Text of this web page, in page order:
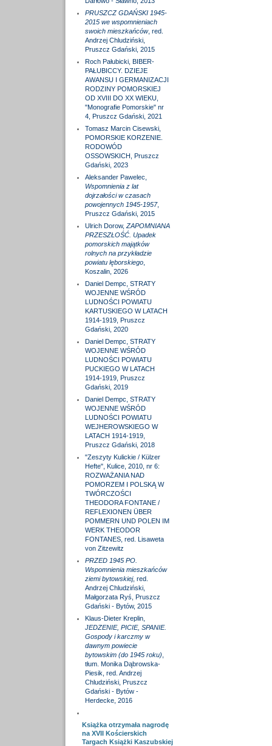
PRUSZCZ GDAŃSKI 1945-
2015 we wspomnieniach
swoich mieszkańców, red.
Andrzej Chludziński,
Pruszcz Gdański, 2015
Roch Pałubicki, BIBER-
PAŁUBICCY. DZIEJE
AWANSU I GERMANIZACJI
RODZINY POMORSKIEJ
OD XVIII DO XX WIEKU,
"Monografie Pomorskie" nr
4, Pruszcz Gdański, 2021
Tomasz Marcin Cisewski,
POMORSKIE KORZENIE.
RODOWÓD
OSSOWSKICH, Pruszcz
Gdański, 2023
Aleksander Pawelec,
Wspomnienia z lat
dojrzałości w czasach
powojennych 1945-1957,
Pruszcz Gdański, 2015
Ulrich Dorow, ZAPOMNIANA
PRZESZŁOŚĆ. Upadek
pomorskich majątków
rolnych na przykładzie
powiatu lęborskiego,
Koszalin, 2026
Daniel Dempc, STRATY
WOJENNE WŚRÓD
LUDNOŚCI POWIATU
KARTUSKIEGO W LATACH
1914-1919, Pruszcz
Gdański, 2020
Daniel Dempc, STRATY
WOJENNE WŚRÓD
LUDNOŚCI POWIATU
PUCKIEGO W LATACH
1914-1919, Pruszcz
Gdański, 2019
Daniel Dempc, STRATY
WOJENNE WŚRÓD
LUDNOŚCI POWIATU
WEJHEROWSKIEGO W
LATACH 1914-1919,
Pruszcz Gdański, 2018
"Zeszyty Kulickie / Külzer
Hefte", Kulice, 2010, nr 6:
ROZWAŻANIA NAD
POMORZEM I POLSKĄ W
TWÓRCZOŚCI
THEODORA FONTANE /
REFLEXIONEN ÜBER
POMMERN UND POLEN IM
WERK THEODOR
FONTANES, red. Lisaweta
von Zitzewitz
PRZED 1945 PO.
Wspomnienia mieszkańców
ziemi bytowskiej, red.
Andrzej Chludziński,
Małgorzata Ryś, Pruszcz
Gdański - Bytów, 2015
Klaus-Dieter Kreplin,
JEDZENIE, PICIE, SPANIE.
Gospody i karczmy w
dawnym powiecie
bytowskim (do 1945 roku)
tłum. Monika Dąbrowska-
Piesik, red. Andrzej
Chludziński, Pruszcz
Gdański - Bytów -
Herdecke, 2016
Książka otrzymała nagrodę
na XVII Kościerskich
Targach Książki Kaszubskiej